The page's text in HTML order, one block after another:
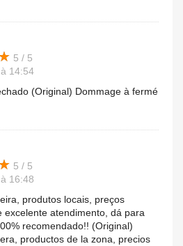
5 / 5
14:54
(Original) Dommage à fermé
5 / 5
16:48
produtos locais, preços
excelente atendimento, dá para
recomendado!! (Original)
productos de la zona, precios